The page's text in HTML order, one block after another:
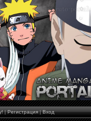
|Регистрация|Вход